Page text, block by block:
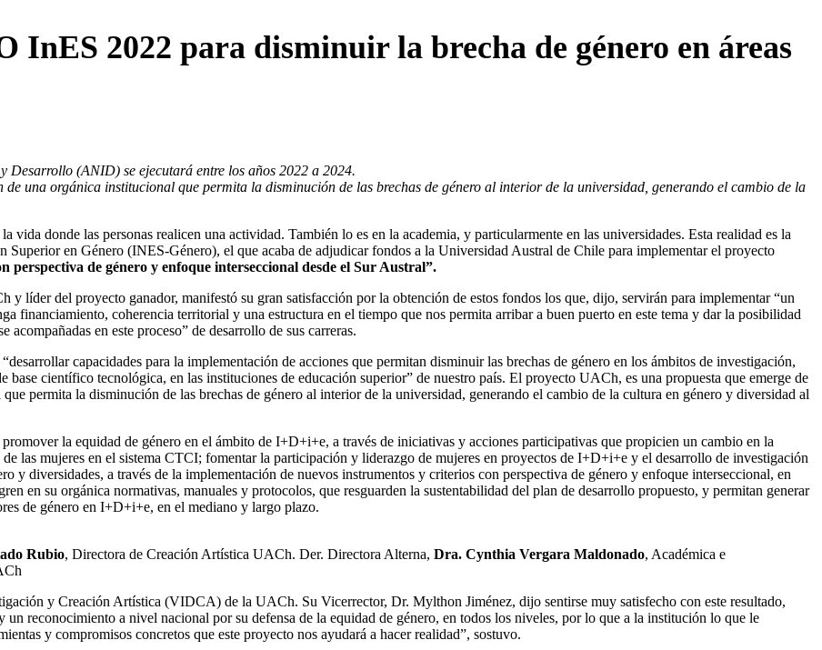
2022 para disminuir la brecha de género en áreas
Desarrollo (ANID) se ejecutará entre los años 2022 a 2024.
una orgánica institucional que permita la disminución de las brechas de género al interior de la universidad, generando el cambio de la
vida donde las personas realicen una actividad. También lo es en la academia, y particularmente en las universidades. Esta realidad es la
Superior en Género (INES-Género), el que acaba de adjudicar fondos a la Universidad Austral de Chile para implementar el proyecto
de género y enfoque interseccional desde el Sur Austral”.
líder del proyecto ganador, manifestó su gran satisfacción por la obtención de estos fondos los que, dijo, servirán para implementar “un
financiamiento, coherencia territorial y una estructura en el tiempo que nos permita arribar a buen puerto en este tema y dar la posibilidad
en este proceso” de desarrollo de sus carreras.
capacidades para la implementación de acciones que permitan disminuir las brechas de género en los ámbitos de investigación,
científico tecnológica, en las instituciones de educación superior” de nuestro país. El proyecto UACh, es una propuesta que emerge de
permita la disminución de las brechas de género al interior de la universidad, generando el cambio de la cultura en género y diversidad al
la equidad de género en el ámbito de I+D+i+e, a través de iniciativas y acciones participativas que propicien un cambio en la
las mujeres en el sistema CTCI; fomentar la participación y liderazgo de mujeres en proyectos de I+D+i+e y el desarrollo de investigación
y diversidades, a través de la implementación de nuevos instrumentos y criterios con perspectiva de género y enfoque interseccional, en
en su orgánica normativas, manuales y protocolos, que resguarden la sustentabilidad del plan de desarrollo propuesto, y permitan generar
de género en I+D+i+e, en el mediano y largo plazo.
Rubio, Directora de Creación Artística UACh. Der. Directora Alterna, Dra. Cynthia Vergara Maldonado, Académica e
y Creación Artística (VIDCA) de la UACh. Su Vicerrector, Dr. Mylthon Jiménez, dijo sentirse muy satisfecho con este resultado,
reconocimiento a nivel nacional por su defensa de la equidad de género, en todos los niveles, por lo que a la institución lo que le
y compromisos concretos que este proyecto nos ayudará a hacer realidad”, sostuvo.